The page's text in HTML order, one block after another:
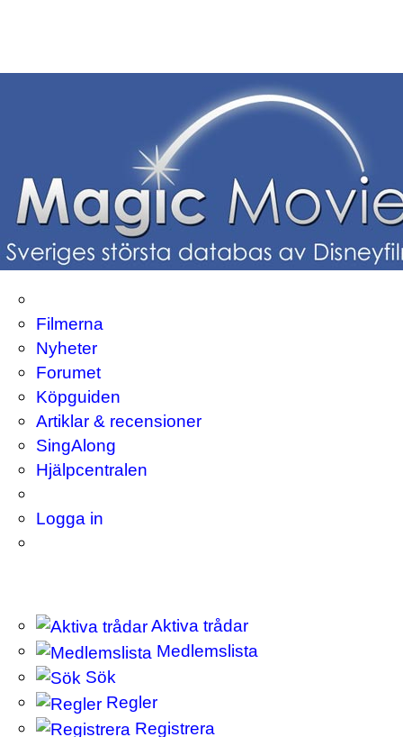
Filmerna
Nyheter
Forumet
Köpguiden
Artiklar & recensioner
SingAlong
Hjälpcentralen
Logga in
Aktiva trådar
Medlemslista
Sök
Regler
Registrera